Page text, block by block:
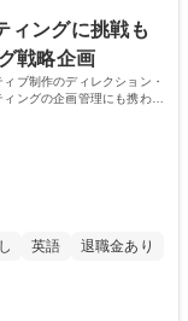
い信頼関係を築けま
握することで、市場価
歴：
ィングに挑戦も
戦略企画
ブ制作のディレクション・
ングの企画管理にも携わっ
英語
退職金あり